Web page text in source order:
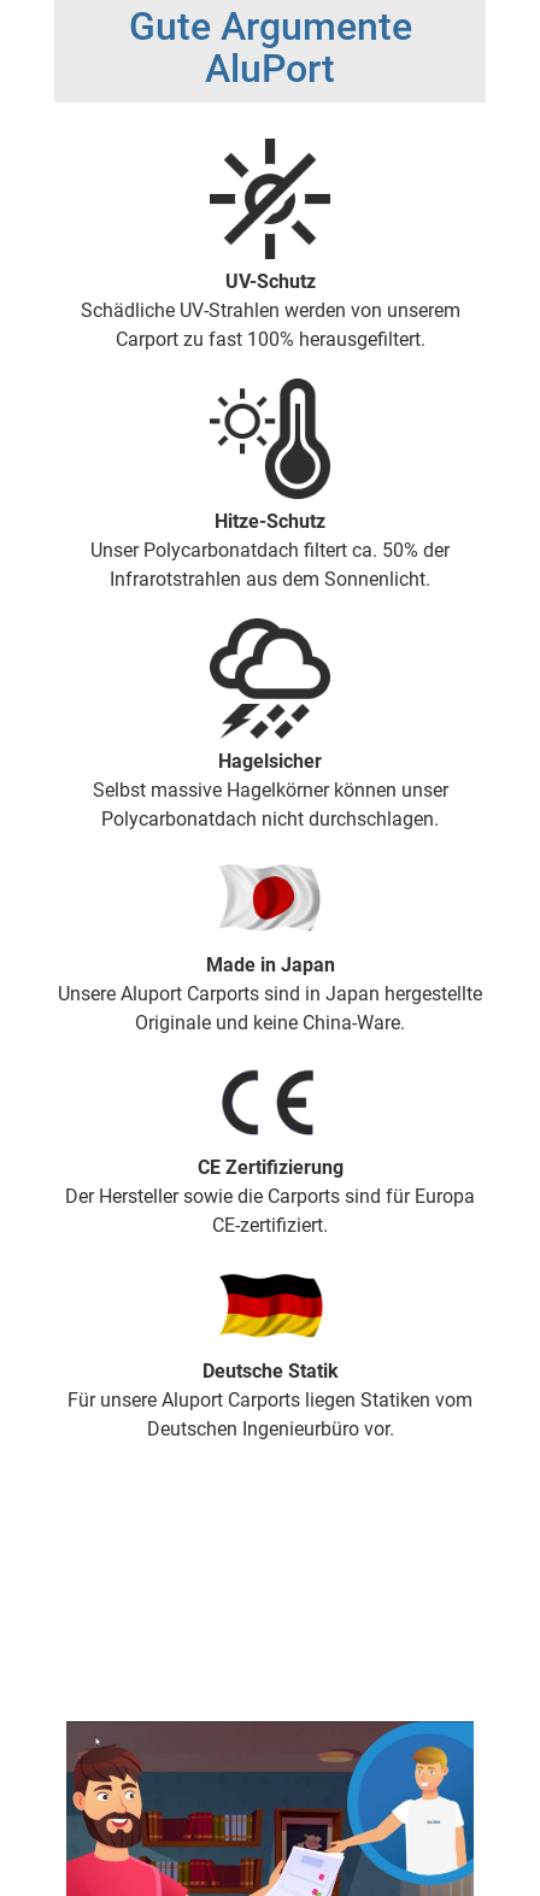
Gute Argumente
AluPort
UV-Schutz
Schädliche UV-Strahlen werden von unserem
Carport zu fast 100% herausgefiltert.
Hitze-Schutz
Unser Polycarbonatdach filtert ca. 50% der
Infrarotstrahlen aus dem Sonnenlicht.
Hagelsicher
Selbst massive Hagelkörner können unser
Polycarbonatdach nicht durchschlagen.
Made in Japan
Unsere Aluport Carports sind in Japan hergestellte
Originale und keine China-Ware.
CE Zertifizierung
Der Hersteller sowie die Carports sind für Europa
CE-zertifiziert.
Deutsche Statik
Für unsere Aluport Carports liegen Statiken vom
Deutschen Ingenieurbüro vor.